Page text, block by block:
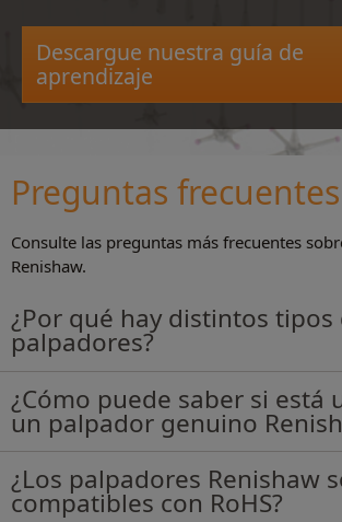
Descargue nuestra guía de
aprendizaje
Preguntas frecuentes
Consulte las preguntas más frecuentes
Renishaw.
¿Por qué hay distintos tipos
palpadores?
¿Cómo puede saber si está
un palpador genuino
¿Los palpadores Renishaw
compatibles con RoHS?